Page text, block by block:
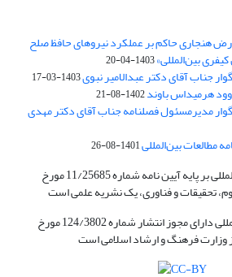
هنجاری حاکم بر عملکرد نیروهای حافظ صلح
بین‌المللی»1403-04-20
جناب آقای دکتر عبدالامیر نبوی1403-03-17
هرمیداس باوند1402-08-21
مدیرمسئول فصلنامه جناب آقای دکتر مهدی
مطالعات بین‌المللی1401-08-26
فصلنامه مطالعات بین‌المللی بر پایه آیین نامه شماره 11/25685 مورخ
فصلنامه مطالعات بین‌المللی دارای مجوز انتشار شماره 124/3802 مورخ